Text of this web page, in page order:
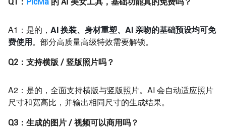
A1：是的， AI 换装、身材重塑、AI 亲吻的基础预设均可免
费使用。部分高质量高级特效需要解锁。
Q2：支持横版 / 竖版照片吗？
A2：是的，全面支持横版与竖版照片。AI 会自动适应照片
尺寸和宽高比，并输出相同尺寸的生成结果。
Q3：生成的图片 / 视频可以商用吗？